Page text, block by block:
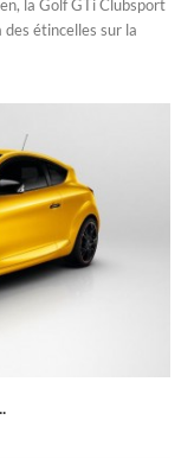
la Golf GTi Clubsport
étincelles sur la